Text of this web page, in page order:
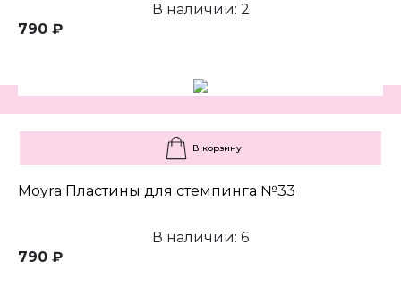
В наличии: 2
790 ₽
В корзину
Moyra Пластины для стемпинга №33
В наличии: 6
790 ₽